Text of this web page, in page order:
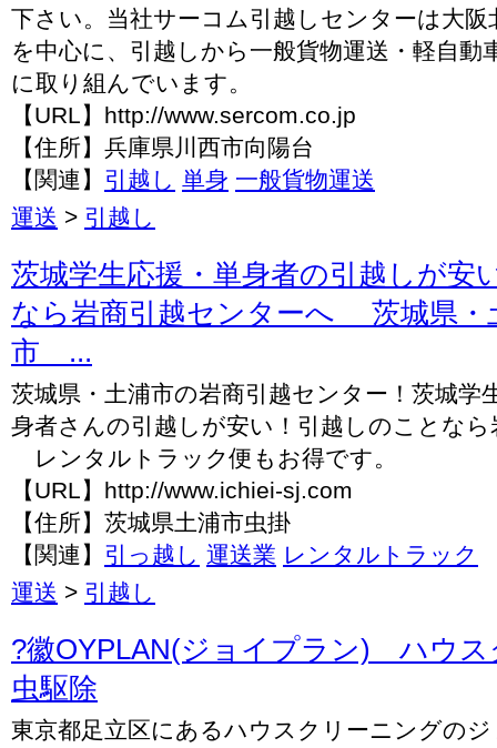
下さい。当社サーコム引越しセンターは大阪
を中心に、引越しから一般貨物運送・軽自動
に取り組んでいます。
【URL】http://www.sercom.co.jp
【住所】兵庫県川西市向陽台
【関連】 引越し 単身 一般貨物運送
運送 > 引越し
茨城学生応援・単身者の引越しが安
なら岩商引越センターへ 茨城県・
市 ...
茨城県・土浦市の岩商引越センター！茨城学
身者さんの引越しが安い！引越しのことな
レンタルトラック便もお得です。
【URL】http://www.ichiei-sj.com
【住所】茨城県土浦市虫掛
【関連】 引っ越し 運送業 レンタルトラック
運送 > 引越し
?徽OYPLAN(ジョイプラン) ハウス
虫駆除
東京都足立区にあるハウスクリーニングの